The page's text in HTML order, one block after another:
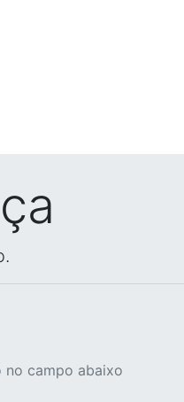
no campo abaixo